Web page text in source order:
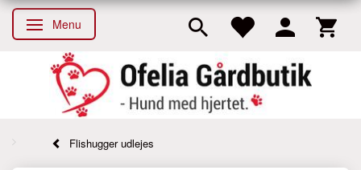
Skifte navigation
Menu
Flishugger udlejes